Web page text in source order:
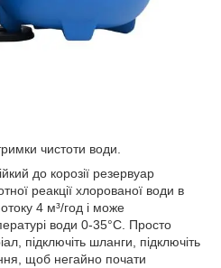
чистоти води.
до корозії резервуар
реакції хлорованої води в
4 м³/год і може
води 0-35°C. Просто
підключіть шланги, підключіть
щоб негайно почати